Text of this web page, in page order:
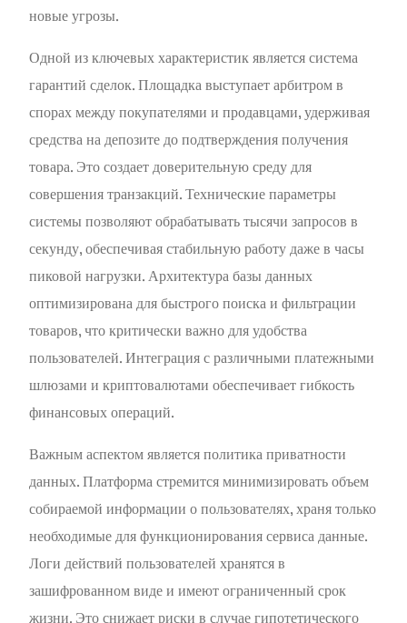
новые угрозы.
Одной из ключевых характеристик является система
гарантий сделок. Площадка выступает арбитром в
спорах между покупателями и продавцами, удерживая
средства на депозите до подтверждения получения
товара. Это создает доверительную среду для
совершения транзакций. Технические параметры
системы позволяют обрабатывать тысячи запросов в
секунду, обеспечивая стабильную работу даже в часы
пиковой нагрузки. Архитектура базы данных
оптимизирована для быстрого поиска и фильтрации
товаров, что критически важно для удобства
пользователей. Интеграция с различными платежными
шлюзами и криптовалютами обеспечивает гибкость
финансовых операций.
Важным аспектом является политика приватности
данных. Платформа стремится минимизировать объем
собираемой информации о пользователях, храня только
необходимые для функционирования сервиса данные.
Логи действий пользователей хранятся в
зашифрованном виде и имеют ограниченный срок
жизни. Это снижает риски в случае гипотетического